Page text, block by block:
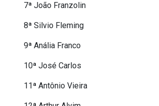
7ª João Franzolin
8ª Silvio Fleming
9ª Anália Franco
10ª José Carlos
11ª Antônio Vieira